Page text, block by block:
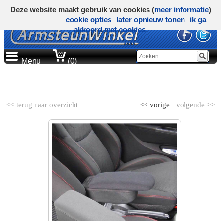
Menu (0)
<< terug naar overzicht volgende >>
<< vorige
Deze website maakt gebruik van cookies (meer informatie)
cookie opties
later opnieuw tonen
ik ga
akkoord met cookies